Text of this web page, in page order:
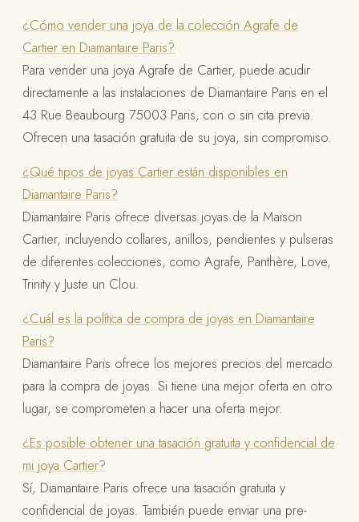
¿Cómo vender una joya de la colección Agrafe de
Cartier en Diamantaire Paris?
Para vender una joya Agrafe de Cartier, puede acudir
directamente a las instalaciones de Diamantaire Paris en el
43 Rue Beaubourg 75003 Paris, con o sin cita previa.
Ofrecen una tasación gratuita de su joya, sin compromiso.
¿Qué tipos de joyas Cartier están disponibles en
Diamantaire Paris?
Diamantaire Paris ofrece diversas joyas de la Maison
Cartier, incluyendo collares, anillos, pendientes y pulseras
de diferentes colecciones, como Agrafe, Panthère, Love,
Trinity y Juste un Clou.
¿Cuál es la política de compra de joyas en Diamantaire
Paris?
Diamantaire Paris ofrece los mejores precios del mercado
para la compra de joyas. Si tiene una mejor oferta en otro
lugar, se comprometen a hacer una oferta mejor.
¿Es posible obtener una tasación gratuita y confidencial de
mi joya Cartier?
Sí, Diamantaire Paris ofrece una tasación gratuita y
confidencial de joyas. También puede enviar una pre-